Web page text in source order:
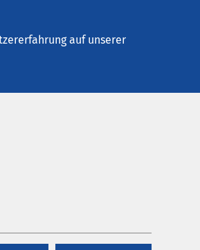
auf unserer
Kontakt